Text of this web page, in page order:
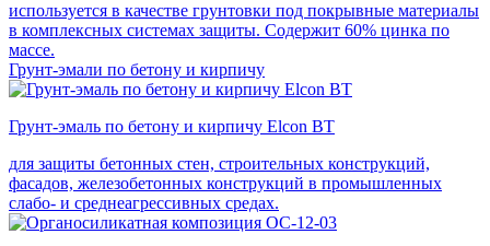
используется в качестве грунтовки под покрывные материалы
в комплексных системах защиты. Cодержит 60% цинка по
массе.
Грунт-эмали по бетону и кирпичу
Грунт-эмаль по бетону и кирпичу Elcon BT
для защиты бетонных стен, строительных конструкций,
фасадов, железобетонных конструкций в промышленных
слабо- и среднеагрессивных средах.